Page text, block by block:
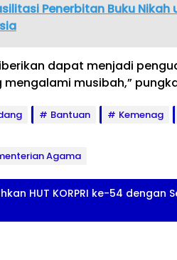
Penerbitan Buku Nikah
dapat menjadi
musibah,”
Bantuan Kemenag
Agama
HUT KORPRI ke-54 dengan